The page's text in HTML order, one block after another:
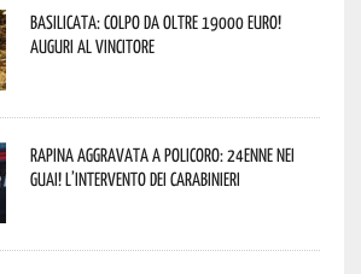
Basilicata: colpo da oltre 19000 Euro!
Auguri al vincitore
Rapina aggravata a Policoro: 24enne nei
guai! L’intervento dei Carabinieri